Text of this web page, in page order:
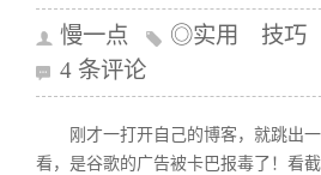
慢一点 ◎实用 技巧
4 条评论
刚才一打开自己的博客，就跳出
看，是谷歌的广告被卡巴报毒了！看截